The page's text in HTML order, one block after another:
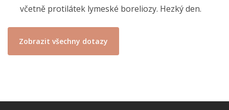
včetně protilátek lymeské boreliozy. Hezký den.
Zobrazit všechny dotazy